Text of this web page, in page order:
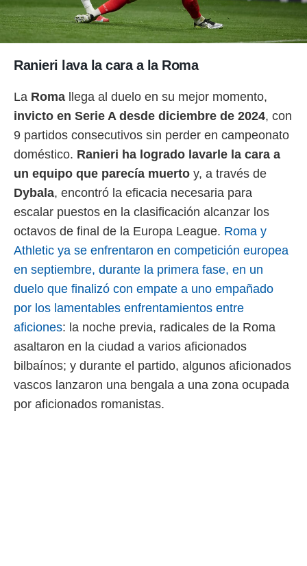
e
publicidad
1199
Ranieri lava la cara a la Roma
La Roma llega al duelo en su mejor momento,
invicto en Serie A desde diciembre de 2024, con
9 partidos consecutivos sin perder en campeonato
doméstico. Ranieri ha logrado lavarle la cara a
un equipo que parecía muerto y, a través de
Dybala, encontró la eficacia necesaria para
escalar puestos en la clasificación alcanzar los
octavos de final de la Europa League. Roma y
Athletic ya se enfrentaron en competición europea
en septiembre, durante la primera fase, en un
duelo que finalizó con empate a uno empañado
por los lamentables enfrentamientos entre
aficiones: la noche previa, radicales de la Roma
asaltaron en la ciudad a varios aficionados
bilbaínos; y durante el partido, algunos aficionados
vascos lanzaron una bengala a una zona ocupada
por aficionados romanistas.